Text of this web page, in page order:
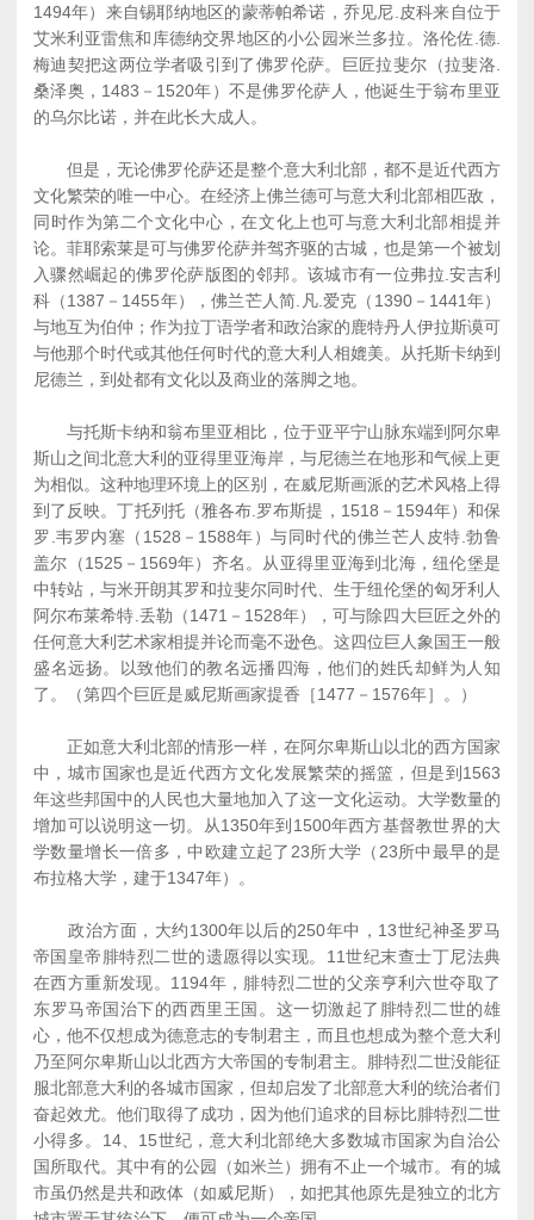
1494年）来自锡耶纳地区的蒙蒂帕希诺，乔见尼.皮科来自位于
艾米利亚雷焦和库德纳交界地区的小公园米兰多拉。洛伦佐.德.
梅迪契把这两位学者吸引到了佛罗伦萨。巨匠拉斐尔（拉斐洛.
桑泽奥，1483－1520年）不是佛罗伦萨人，他诞生于翁布里亚
的乌尔比诺，并在此长大成人。
但是，无论佛罗伦萨还是整个意大利北部，都不是近代西方
文化繁荣的唯一中心。在经济上佛兰德可与意大利北部相匹敌，
同时作为第二个文化中心，在文化上也可与意大利北部相提并
论。菲耶索莱是可与佛罗伦萨并驾齐驱的古城，也是第一个被划
入骤然崛起的佛罗伦萨版图的邻邦。该城市有一位弗拉.安吉利
科（1387－1455年），佛兰芒人简.凡.爱克（1390－1441年）
与地互为伯仲；作为拉丁语学者和政治家的鹿特丹人伊拉斯谟可
与他那个时代或其他任何时代的意大利人相媲美。从托斯卡纳到
尼德兰，到处都有文化以及商业的落脚之地。
与托斯卡纳和翁布里亚相比，位于亚平宁山脉东端到阿尔卑
斯山之间北意大利的亚得里亚海岸，与尼德兰在地形和气候上更
为相似。这种地理环境上的区别，在威尼斯画派的艺术风格上得
到了反映。丁托列托（雅各布.罗布斯提，1518－1594年）和保
罗.韦罗内塞（1528－1588年）与同时代的佛兰芒人皮特.勃鲁
盖尔（1525－1569年）齐名。从亚得里亚海到北海，纽伦堡是
中转站，与米开朗其罗和拉斐尔同时代、生于纽伦堡的匈牙利人
阿尔布莱希特.丢勒（1471－1528年），可与除四大巨匠之外的
任何意大利艺术家相提并论而毫不逊色。这四位巨人象国王一般
盛名远扬。以致他们的教名远播四海，他们的姓氏却鲜为人知
了。（第四个巨匠是威尼斯画家提香［1477－1576年］。）
正如意大利北部的情形一样，在阿尔卑斯山以北的西方国家
中，城市国家也是近代西方文化发展繁荣的摇篮，但是到1563
年这些邦国中的人民也大量地加入了这一文化运动。大学数量的
增加可以说明这一切。从1350年到1500年西方基督教世界的大
学数量增长一倍多，中欧建立起了23所大学（23所中最早的是
布拉格大学，建于1347年）。
政治方面，大约1300年以后的250年中，13世纪神圣罗马
帝国皇帝腓特烈二世的遗愿得以实现。11世纪末查士丁尼法典
在西方重新发现。1194年，腓特烈二世的父亲亨利六世夺取了
东罗马帝国治下的西西里王国。这一切激起了腓特烈二世的雄
心，他不仅想成为德意志的专制君主，而且也想成为整个意大利
乃至阿尔卑斯山以北西方大帝国的专制君主。腓特烈二世没能征
服北部意大利的各城市国家，但却启发了北部意大利的统治者们
奋起效尤。他们取得了成功，因为他们追求的目标比腓特烈二世
小得多。14、15世纪，意大利北部绝大多数城市国家为自治公
国所取代。其中有的公园（如米兰）拥有不止一个城市。有的城
市虽仍然是共和政体（如威尼斯），如把其他原先是独立的北方